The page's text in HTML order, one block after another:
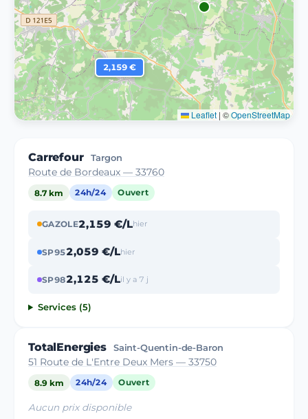
2,159 €
Leaflet | ©OpenStreetMap
Carrefour Targon
Route de Bordeaux — 33760
8.7 km 24h/24 Ouvert
GAZOLE2,159 €/Lhier
SP952,059 €/Lhier
SP982,125 €/Lil y a 7 j
Services (5)
TotalEnergies Saint-Quentin-de-Baron
51 Route de L'Entre Deux Mers — 33750
8.9 km 24h/24 Ouvert
Aucun prix disponible